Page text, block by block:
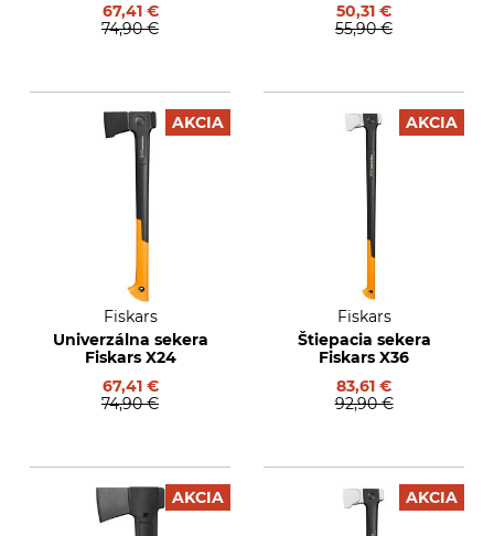
67,41 €
74,90 €
50,31 €
55,90 €
AKCIA
Fiskars
Univerzálna sekera
Fiskars X24
67,41 €
74,90 €
AKCIA
Fiskars
Štiepacia sekera
Fiskars X36
83,61 €
92,90 €
AKCIA AKCIA